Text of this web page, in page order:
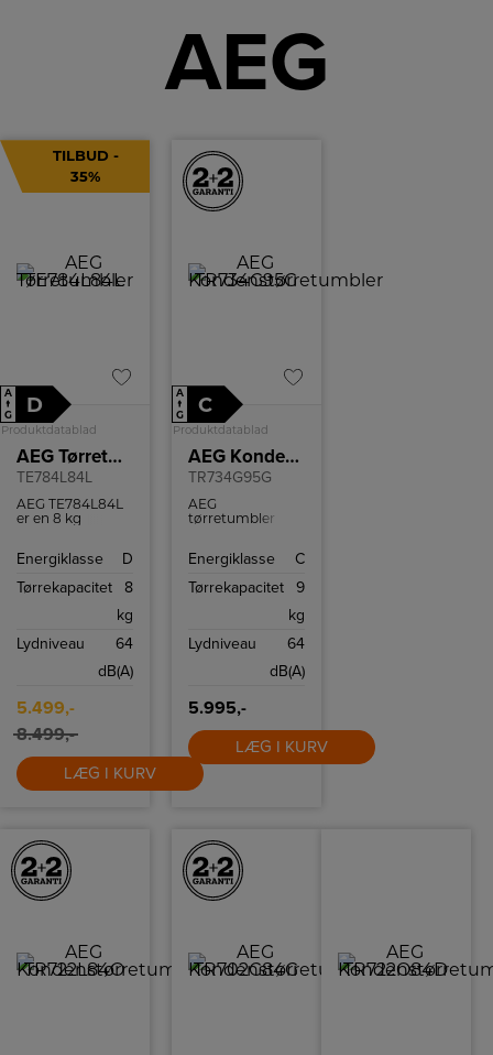
AEG
TILBUD -
35%
A
↑
G
D
Produktdatablad
AEG Tørretumbler
TE784L84L
AEG TE784L84L
er en 8 kg
med SensiDry,
og ProTex-
Energiklasse
D
Tørrekapacitet
8
kg
Lydniveau
64
dB(A)
5.499,-
8.499,-
LÆG I KURV
A
↑
G
C
Produktdatablad
AEG Kondenstørretumbler
TR734G95G
AEG
tørretumbler
på 118 L.
Energiklasse
C
Tørrekapacitet
9
kg
Lydniveau
64
dB(A)
5.995,-
LÆG I KURV